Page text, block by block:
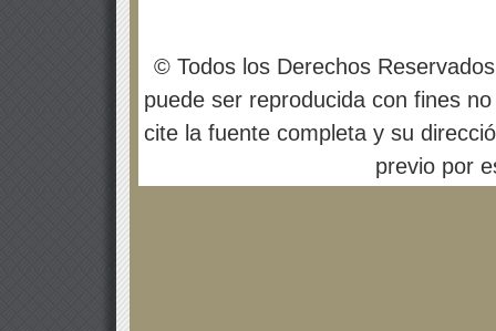
© Todos los Derechos
puede ser reproducida con fines
cite la fuente completa y su
previo por